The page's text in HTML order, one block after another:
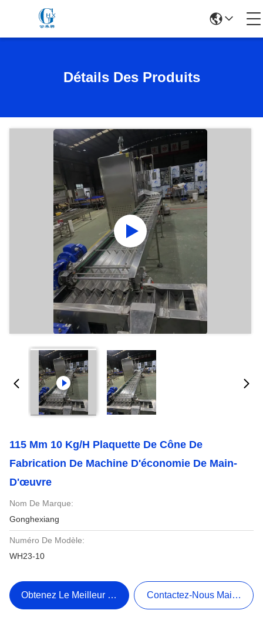
Détails Des Produits
115 Mm 10 Kg/h Plaquette De Cône De
Fabrication De Machine D'économie De Main-
D'œuvre
Nom De Marque:
Gonghexiang
Numéro De Modèle:
WH23-10
Obtenez Le Meilleur Prix Contactez-Nous Maintenant